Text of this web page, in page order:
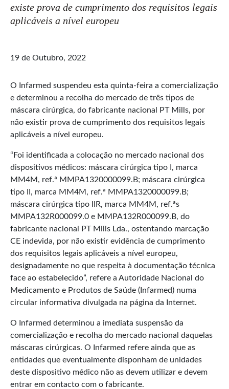
existe prova de cumprimento dos requisitos legais
aplicáveis a nível europeu
19 de Outubro, 2022
O Infarmed suspendeu esta quinta-feira a comercialização
e determinou a recolha do mercado de três tipos de
máscara cirúrgica, do fabricante nacional PT Mills, por
não existir prova de cumprimento dos requisitos legais
aplicáveis a nível europeu.
“Foi identificada a colocação no mercado nacional dos
dispositivos médicos: máscara cirúrgica tipo I, marca
MM4M, ref.ª MMPA1320000099.B; máscara cirúrgica
tipo II, marca MM4M, ref.ª MMPA1320000099.B;
máscara cirúrgica tipo IIR, marca MM4M, ref.ªs
MMPA132R000099.0 e MMPA132R000099.B, do
fabricante nacional PT Mills Lda., ostentando marcação
CE indevida, por não existir evidência de cumprimento
dos requisitos legais aplicáveis a nível europeu,
designadamente no que respeita à documentação técnica
face ao estabelecido”, refere a Autoridade Nacional do
Medicamento e Produtos de Saúde (Infarmed) numa
circular informativa divulgada na página da Internet.
O Infarmed determinou a imediata suspensão da
comercialização e recolha do mercado nacional daquelas
máscaras cirúrgicas. O Infarmed refere ainda que as
entidades que eventualmente disponham de unidades
deste dispositivo médico não as devem utilizar e devem
entrar em contacto com o fabricante.